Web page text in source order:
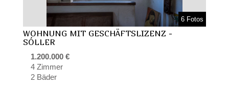
6 Fotos
WOHNUNG MIT GESCHÄFTSLIZENZ -
SÓLLER
1.200.000 €
4 Zimmer
2 Bäder